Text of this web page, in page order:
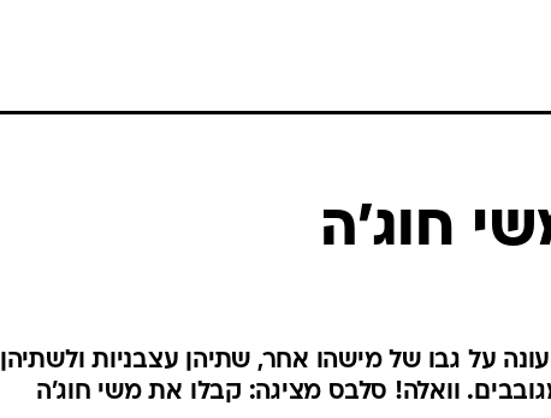
על גבו של מישהו אחר, שתיהן עצבניות ולשתיהן
וואלה! סלבס מציגה: קבלו את משי חוג'ה